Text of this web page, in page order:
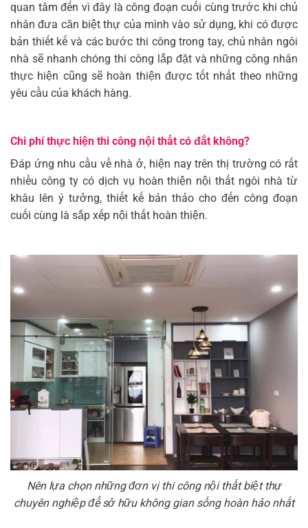
quan tâm đến vì đây là công đoạn cuối cùng trước khi chủ
nhân đưa căn biệt thự của mình vào sử dụng, khi có được
bản thiết kế và các bước thi công trong tay, chủ nhân ngôi
nhà sẽ nhanh chóng thi công lắp đặt và những công nhân
thực hiện cũng sẽ hoàn thiện được tốt nhất theo những
yêu cầu của khách hàng.
Chi phí thực hiện thi công nội thất có đắt không?
Đáp ứng nhu cầu về nhà ở, hiện nay trên thị trường có rất
nhiều công ty có dịch vụ hoàn thiện nội thất ngôi nhà từ
khâu lên ý tưởng, thiết kế bản thảo cho đến công đoạn
cuối cùng là sắp xếp nội thất hoàn thiện.
Nên lựa chọn những đơn vị thi công nội thất biệt thự
chuyên nghiệp để sở hữu không gian sống hoàn hảo nhất